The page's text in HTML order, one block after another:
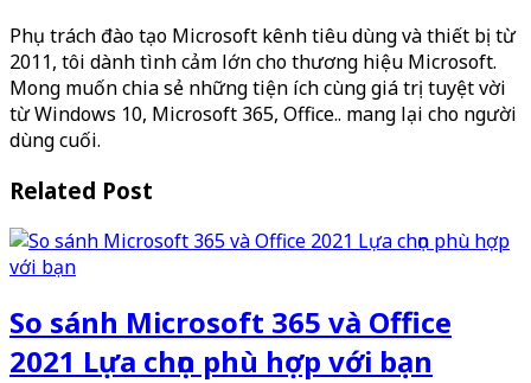
Phụ trách đào tạo Microsoft kênh tiêu dùng và thiết bị từ
2011, tôi dành tình cảm lớn cho thương hiệu Microsoft.
Mong muốn chia sẻ những tiện ích cùng giá trị tuyệt vời
từ Windows 10, Microsoft 365, Office.. mang lại cho người
dùng cuối.
Related Post
So sánh Microsoft 365 và Office
2021 Lựa chọn phù hợp với bạn